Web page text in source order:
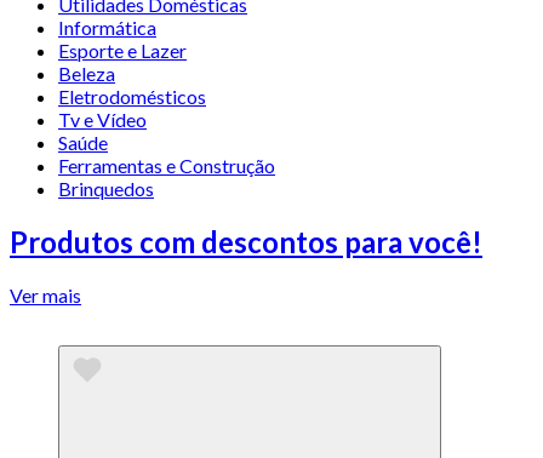
Informática
Esporte e Lazer
Beleza
Eletrodomésticos
Tv e Vídeo
Saúde
Ferramentas e Construção
Brinquedos
Produtos com descontos para você!
Ver mais